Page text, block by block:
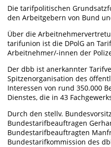
Die tarifpolitischen
den Arbeitgebern von Bund
Über die
tarifunion ist die DPolG an
Arbeitnehmer/-innen der
Der dbb ist anerkannter
Spitzenorganisation des
Interessen von rund 350.000
Dienstes, die in 43
Durch den stellv.
Bundestarifbeauftragen
Bundestarifbeauftragten
Bundestarifkommission des